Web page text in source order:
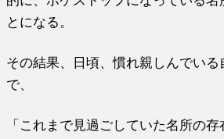
とになる。
その結果、日頃、慣れ親しんでい
で、
「これまで見過ごしていた名所の